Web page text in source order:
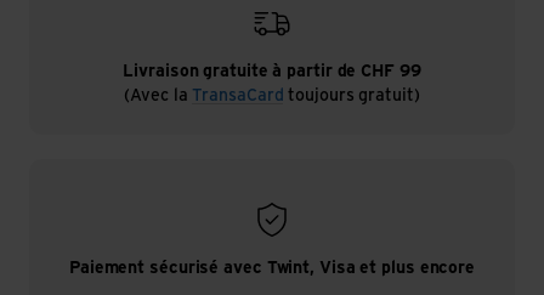
Livraison gratuite à partir de CHF 99
(Avec la TransaCard toujours gratuit)
Paiement sécurisé avec Twint, Visa et plus encore